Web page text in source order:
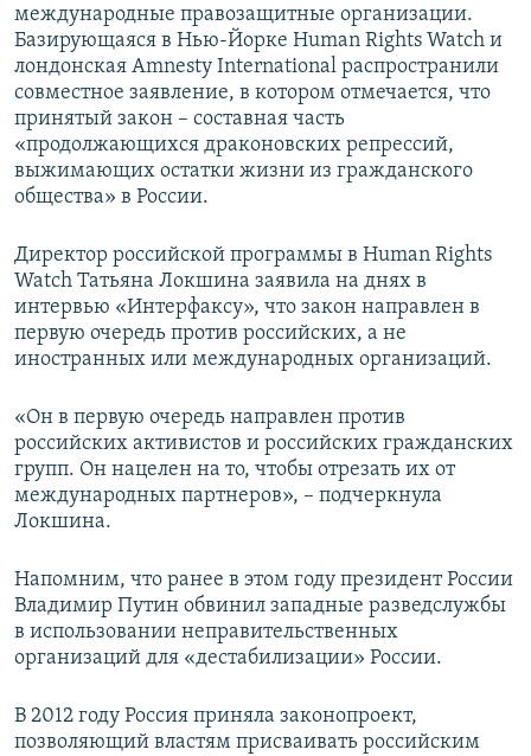
международные правозащитные организации.
Базирующаяся в Нью-Йорке Human Rights Watch и
лондонская Amnesty International распространили
совместное заявление, в котором отмечается, что
принятый закон – составная часть
«продолжающихся драконовских репрессий,
выжимающих остатки жизни из гражданского
общества» в России.
Директор российской программы в Human Rights
Watch Татьяна Локшина заявила на днях в
интервью «Интерфаксу», что закон направлен в
первую очередь против российских, а не
иностранных или международных организаций.
«Он в первую очередь направлен против
российских активистов и российских гражданских
групп. Он нацелен на то, чтобы отрезать их от
международных партнеров», – подчеркнула
Локшина.
Напомним, что ранее в этом году президент России
Владимир Путин обвинил западные разведслужбы
в использовании неправительственных
организаций для «дестабилизации» России.
В 2012 году Россия приняла законопроект,
позволяющий властям присваивать российским